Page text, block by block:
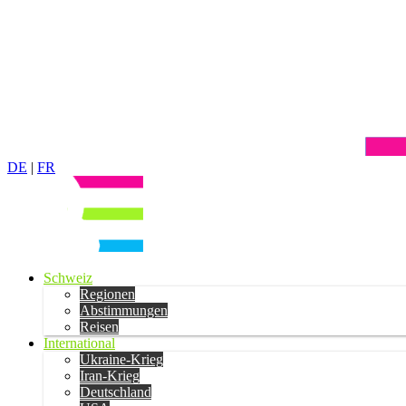
DE | FR
Schweiz
Regionen
Abstimmungen
Reisen
International
Ukraine-Krieg
Iran-Krieg
Deutschland